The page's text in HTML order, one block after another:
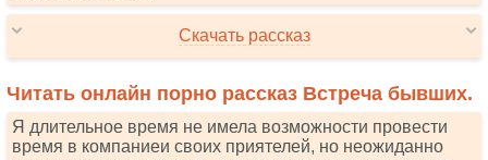
Скачать рассказ
Читать онлайн порно рассказ Встреча бывших.
Я длительное время не имела возможности провести
время в компаниеи своих приятелей, но неожиданно